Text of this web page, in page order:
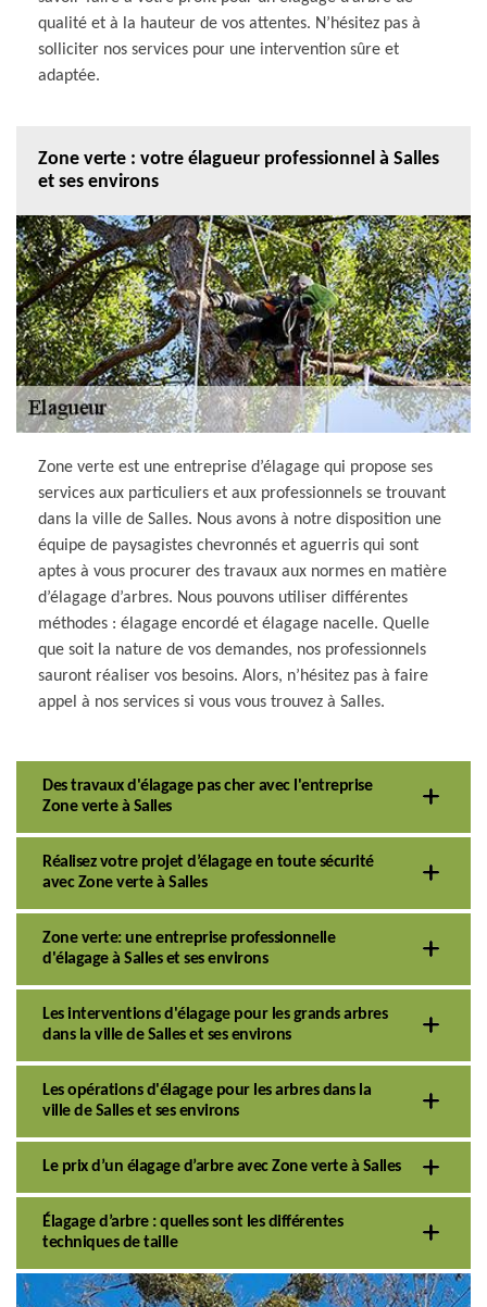
qualité et à la hauteur de vos attentes. N’hésitez pas à
solliciter nos services pour une intervention sûre et
adaptée.
Zone verte : votre élagueur professionnel à Salles
et ses environs
Zone verte est une entreprise d’élagage qui propose ses
services aux particuliers et aux professionnels se trouvant
dans la ville de Salles. Nous avons à notre disposition une
équipe de paysagistes chevronnés et aguerris qui sont
aptes à vous procurer des travaux aux normes en matière
d’élagage d’arbres. Nous pouvons utiliser différentes
méthodes : élagage encordé et élagage nacelle. Quelle
que soit la nature de vos demandes, nos professionnels
sauront réaliser vos besoins. Alors, n’hésitez pas à faire
appel à nos services si vous vous trouvez à Salles.
Des travaux d'élagage pas cher avec l'entreprise
Zone verte à Salles
Réalisez votre projet d’élagage en toute sécurité
avec Zone verte à Salles
Zone verte: une entreprise professionnelle
d'élagage à Salles et ses environs
Les interventions d'élagage pour les grands arbres
dans la ville de Salles et ses environs
Les opérations d'élagage pour les arbres dans la
ville de Salles et ses environs
Le prix d’un élagage d’arbre avec Zone verte à Salles
Élagage d’arbre : quelles sont les différentes
techniques de taille